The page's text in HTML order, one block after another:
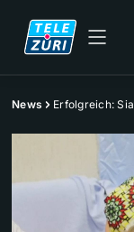
News Erfolgreich: